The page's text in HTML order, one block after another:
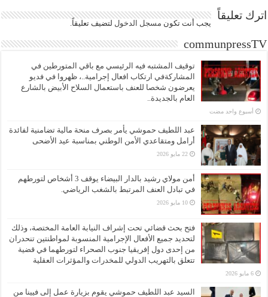
اترك تعليقاً
يجب أنت تكون مسجل الدخول لتضيف تعليقاً.
communpressTV
توقيف المشتبه فيه الرئيسي مع باقي المتورطين في
المشاركةفي ارتكاب افعال إجرامية..، ظهروا في فديو
يعرضون شخصا للعنف باستعمال السلاح الأبيض بالشارع
العام بالجديدة..
‏أسبوع واحد مضت
عبد اللطيف حموشي يأمر بصرف منحة مالية تضامنية لفائدة
أرامل ومتقاعدي الأمن الوطني بمناسبة عيد الأضحى
22 مايو 2026
أمن مولاي رشيد بالدار البيضاء يوقف 3 أشخاص لتورطهم
في تبادل العنف المرتبط بالشغب الرياضي.
10 مايو 2026
فتح بحث قضائي تحت إشراف النيابة العامة المختصة، وذلك
لتحديد جميع الأفعال الإجرامية المنسوبة لمواطنتين تنحدران
من إحدى دول إفريقيا جنوب الصحراء لتورطهما في قضية
تتعلق بالتهريب الدولي للمخدرات والمؤثرات العقلية
6 مايو 2026
السيد عبد اللطيف حموشي يقوم بزيارة عمل إلى فيينا من